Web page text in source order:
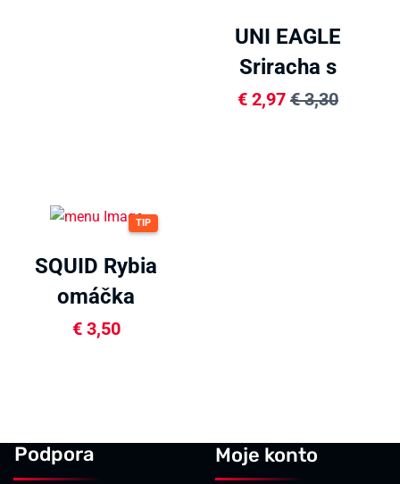
UNI EAGLE
Sriracha s
citrónovou trá
€ 2,97 €3,30
TIP
SQUID Rybia
omáčka
300ml
€3,50
Podpora Moje konto